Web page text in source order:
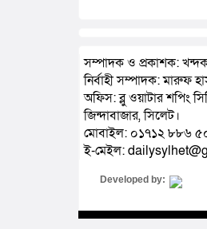
সম্পাদক ও প্রকাশক:
নির্বাহী সম্পাদক: মারুফ
অফিস: ব্লু ওয়াটার শপিং
জিন্দাবাজার, সিলেট।
মোবাইল: ০১৭১২ ৮৮৬
ই-মেইল:
Developed by: